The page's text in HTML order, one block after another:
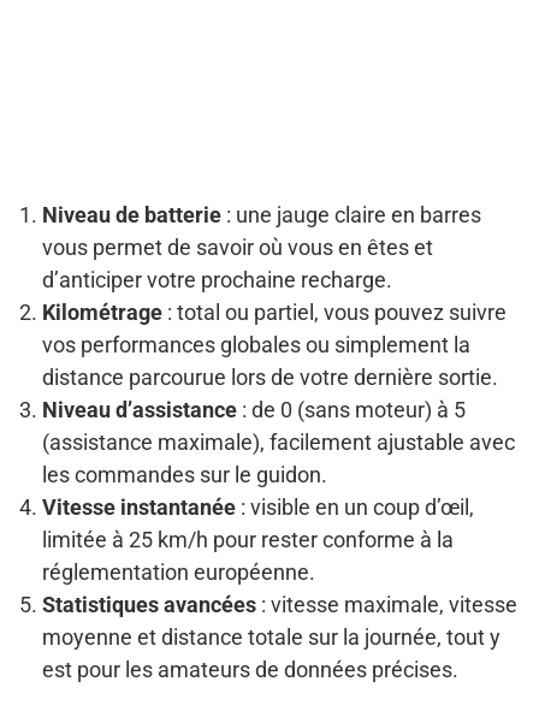
Niveau de batterie : une jauge claire en barres
vous permet de savoir où vous en êtes et
d’anticiper votre prochaine recharge.
Kilométrage : total ou partiel, vous pouvez suivre
vos performances globales ou simplement la
distance parcourue lors de votre dernière sortie.
Niveau d’assistance : de 0 (sans moteur) à 5
(assistance maximale), facilement ajustable avec
les commandes sur le guidon.
Vitesse instantanée : visible en un coup d’œil,
limitée à 25 km/h pour rester conforme à la
réglementation européenne.
Statistiques avancées : vitesse maximale, vitesse
moyenne et distance totale sur la journée, tout y
est pour les amateurs de données précises.